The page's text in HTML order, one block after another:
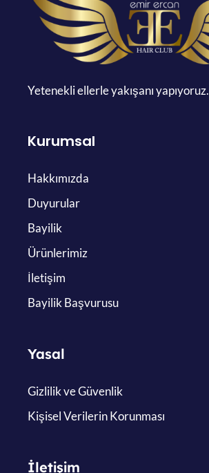
Yetenekli ellerle yakışanı yapıyoruz.
Kurumsal
Hakkımızda
Duyurular
Bayilik
Ürünlerimiz
İletişim
Bayilik Başvurusu
Yasal
Gizlilik ve Güvenlik
Kişisel Verilerin Korunması
İletişim